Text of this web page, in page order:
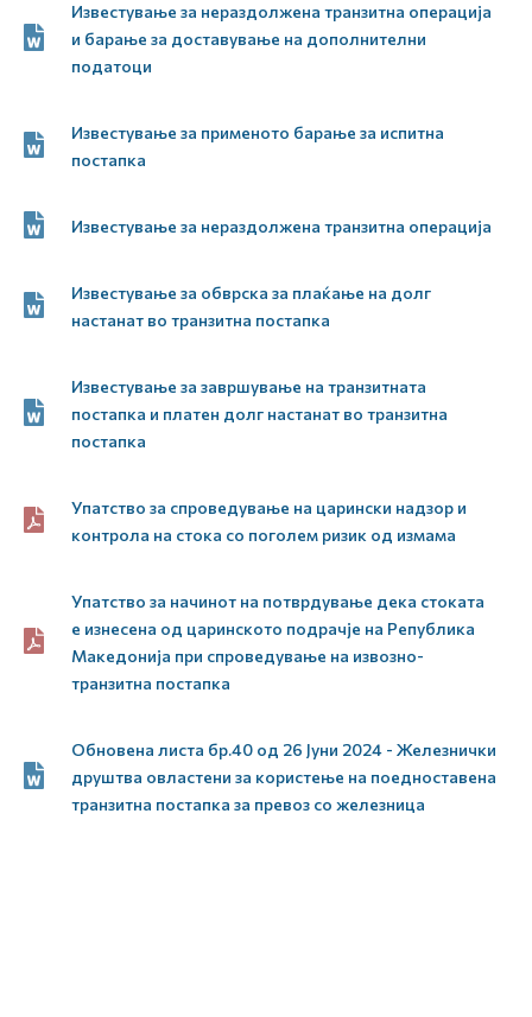
Известување за нераздолжена транзитна операција
и барање за доставување на дополнителни
податоци
Известување за применото барање за испитна
постапка
Известување за нераздолжена транзитна операција
Известување за обврска за плаќање на долг
настанат во транзитна постапка
Известување за завршување на транзитната
постапка и платен долг настанат во транзитна
постапка
Упатство за спроведување на царински надзор и
контрола на стока со поголем ризик од измама
Упатство за начинот на потврдување дека стоката
е изнесена од царинското подрачје на Република
Македонија при спроведување на извозно-
транзитна постапка
Обновена листа бр.40 од 26 Јуни 2024 - Железнички
друштва овластени за користење на поедноставена
транзитна постапка за превоз со железница